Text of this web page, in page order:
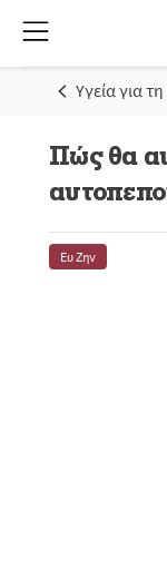
Υγεία για
Πώς θα
Ευ Ζην